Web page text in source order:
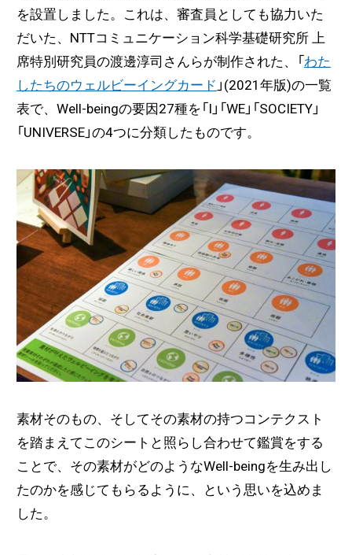
を設置しました。これは、審査員としても協力いた
だいた、NTTコミュニケーション科学基礎研究所 上
席特別研究員の渡邊淳司さんらが制作された、「 わた
したちのウェルビーイングカード 」(2021年版)の一覧
表で、Well-beingの要因27種を「I」「WE」「SOCIETY」
「UNIVERSE」の4つに分類したものです。
素材そのもの、そしてその素材の持つコンテクスト
を踏まえてこのシートと照らし合わせて鑑賞をする
ことで、その素材がどのようなWell-beingを生み出し
たのかを感じてもらるように、という思いを込めま
した。